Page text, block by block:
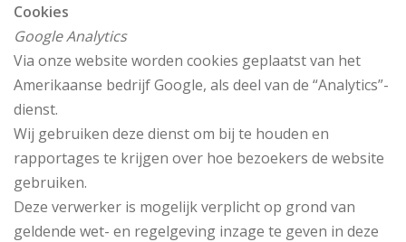
Cookies
Google Analytics
Via onze website worden cookies geplaatst van het
Amerikaanse bedrijf Google, als deel van de “Analytics”-
dienst.
Wij gebruiken deze dienst om bij te houden en
rapportages te krijgen over hoe bezoekers de website
gebruiken.
Deze verwerker is mogelijk verplicht op grond van
geldende wet- en regelgeving inzage te geven in deze